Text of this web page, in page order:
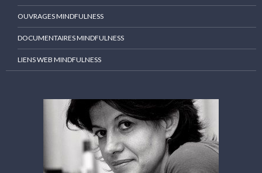
OUVRAGES MINDFULNESS
DOCUMENTAIRES MINDFULNESS
LIENS WEB MINDFULNESS